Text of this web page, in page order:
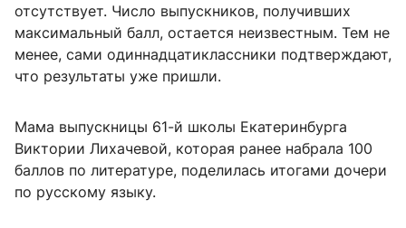
отсутствует. Число выпускников, получивших
максимальный балл, остается неизвестным. Тем не
менее, сами одиннадцатиклассники подтверждают,
что результаты уже пришли.
Мама выпускницы 61-й школы Екатеринбурга
Виктории Лихачевой, которая ранее набрала 100
баллов по литературе, поделилась итогами дочери
по русскому языку.